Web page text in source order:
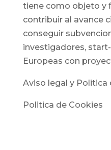
tiene como objeto y
contribuir al avance
conseguir
investigadores,
Europeas con
Aviso legal y Politica
Politica de Cookies